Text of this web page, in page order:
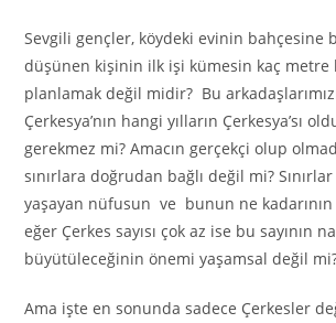
Sevgili gençler, köydeki evinin bahçesine
düşünen kişinin ilk işi kümesin kaç metre
planlamak değil midir? Bu
Çerkesya’nın hangi yılların Çerkesya’sı
gerekmez mi? Amacın gerçekçi olup
sınırlara doğrudan bağlı değil mi?
yaşayan nüfusun ve bunun ne kadarının
eğer Çerkes sayısı çok az ise bu sayının
büyütüleceğinin önemi yaşamsal değil
Ama işte en sonunda sadece Çerkesler